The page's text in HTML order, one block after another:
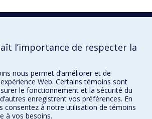
l’importance de respecter la
nous permet d’améliorer et de
Web. Certains témoins sont
le fonctionnement et la sécurité du
enregistrent vos préférences. En
consentez à notre utilisation de témoins
à vos besoins.